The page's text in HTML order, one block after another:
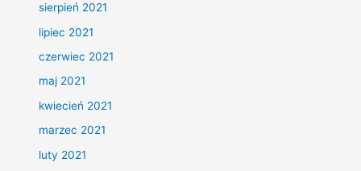
sierpień 2021
lipiec 2021
czerwiec 2021
maj 2021
kwiecień 2021
marzec 2021
luty 2021